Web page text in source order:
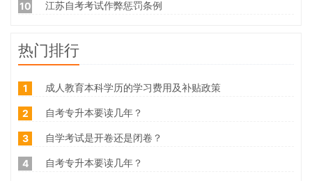
10 江苏自考考试作弊惩罚条例
热门排行
1 成人教育本科学历的学习费用及补贴政策
2 自考专升本要读几年？
3 自学考试是开卷还是闭卷？
4 自考专升本要读几年？